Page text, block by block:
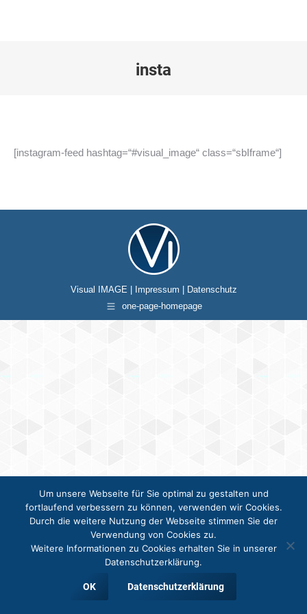
insta
[instagram-feed hashtag=“#visual_image“ class=“sbIframe“]
Visual IMAGE | Impressum
Datenschutz
one-page-homepage
Um unsere Webseite für Sie optimal zu gestalten und
fortlaufend verbessern zu können, verwenden wir Cookies.
Durch die weitere Nutzung der Webseite stimmen Sie der
Verwendung von Cookies zu.
Weitere Informationen zu Cookies erhalten Sie in unserer
Datenschutzerklärung.
OK Datenschutzerklärung